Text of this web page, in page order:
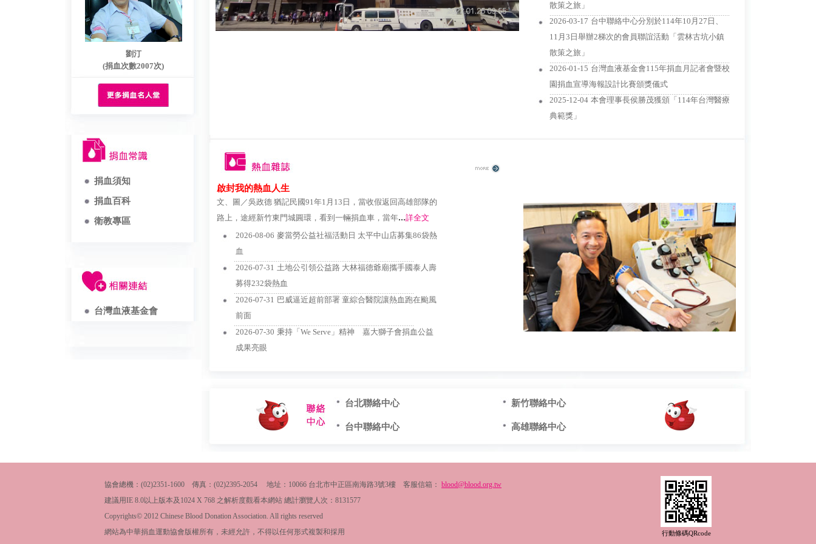
劉汀
(捐血次數2007次)
捐血須知
捐血百科
衛教專區
台灣血液基金會
散策之旅」
.............................................................................................................
2026-03-17 台中聯絡中心分別於114年10月27日、
11月3日舉辦2梯次的會員聯誼活動「雲林古坑小鎮
散策之旅」
.............................................................................................................
2026-01-15 台灣血液基金會115年捐血月記者會暨校
園捐血宣導海報設計比賽頒獎儀式
.............................................................................................................
2025-12-04 本會理事長侯勝茂獲頒「114年台灣醫療
典範獎」
啟封我的熱血人生
文、圖／吳政德 猶記民國91年1月13日，當收假返回高雄部隊的
路上，途經新竹東門城圓環，看到一輛捐血車，當年...詳全文
2026-08-06 麥當勞公益社福活動日 太平中山店募集86袋熱
血
.............................................................................................................
2026-07-31 土地公引領公益路 大林福德爺廟攜手國泰人壽
募得232袋熱血
.............................................................................................................
2026-07-31 巴威逼近超前部署 童綜合醫院讓熱血跑在颱風
前面
.............................................................................................................
2026-07-30 秉持「We Serve」精神 嘉大獅子會捐血公益
成果亮眼
台北聯絡中心 新竹聯絡中心
台中聯絡中心 高雄聯絡中心
協會總機：(02)2351-1600 傳真：(02)2395-2054 地址：10066 台北市中正區南海路3號3樓 客服信箱： blood@blood.org.tw
建議用IE 8.0以上版本及1024 X 768 之解析度觀看本網站 總計瀏覽人次： 8131577
Copyrights© 2012 Chinese Blood Donation Association. All rights reserved
網站為中華捐血運動協會版權所有，未經允許，不得以任何形式複製和採用
行動條碼QRcode